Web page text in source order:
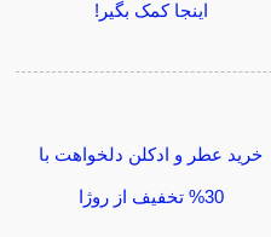
اینجا کمک بگیر!
خرید عطر و ادکلن دلخواهت با
30% تخفیف از روژا